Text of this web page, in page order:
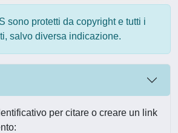
sono protetti da copyright e tutti i
salvo diversa indicazione.
per citare o creare un link